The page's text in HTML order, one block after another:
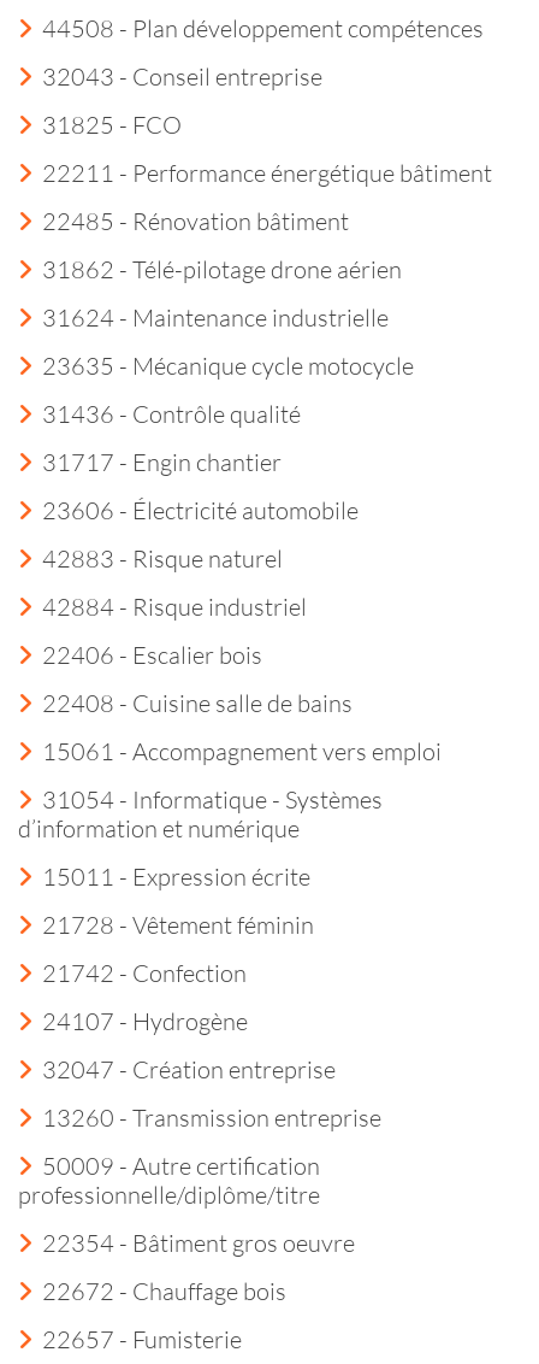
44508 - Plan développement compétences
32043 - Conseil entreprise
31825 - FCO
22211 - Performance énergétique bâtiment
22485 - Rénovation bâtiment
31862 - Télé-pilotage drone aérien
31624 - Maintenance industrielle
23635 - Mécanique cycle motocycle
31436 - Contrôle qualité
31717 - Engin chantier
23606 - Électricité automobile
42883 - Risque naturel
42884 - Risque industriel
22406 - Escalier bois
22408 - Cuisine salle de bains
15061 - Accompagnement vers emploi
31054 - Informatique - Systèmes
d’information et numérique
15011 - Expression écrite
21728 - Vêtement féminin
21742 - Confection
24107 - Hydrogène
32047 - Création entreprise
13260 - Transmission entreprise
50009 - Autre certification
professionnelle/diplôme/titre
22354 - Bâtiment gros oeuvre
22672 - Chauffage bois
22657 - Fumisterie